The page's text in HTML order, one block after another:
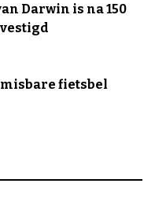
Darwin is na 150
fietsbel